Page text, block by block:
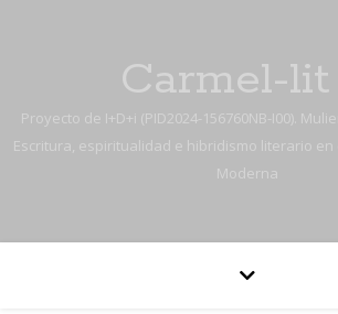
Carmel-
Proyecto de I+D+i (PID2024-156760NB-I00).
Escritura, espiritualidad e hibridismo literario en
Moderna